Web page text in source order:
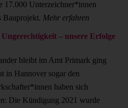
17.000 Unterzeichner*innen
Bauprojekt. Mehr erfahren
Ungerechtigkeit – unsere Erfolge
bleibt im Amt Primark ging
in Hannover sogar den
haben sich
Die Kündigung 2021 wurde